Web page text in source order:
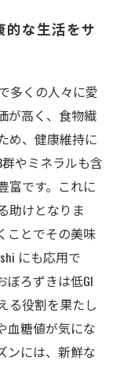
る方法っ
美味しさを
ずきで健康
的な生活をサ
多くの人々に愛
が高く、食物繊
め、健康維持に
やミネラルも含
富です。これに
助けとなりま
ことでその美味
にも応用で
ぼろずきは低GI
る役割を果たし
血糖値が気にな
ンには、新鮮な